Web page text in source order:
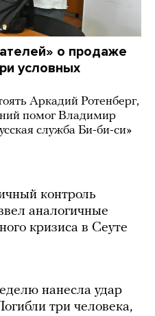
о продаже
условных
Аркадий Ротенберг,
помог Владимир
служба Би-би-си»
контроль
аналогичные
кризиса в Сеуте
нанесла удар
три человека,